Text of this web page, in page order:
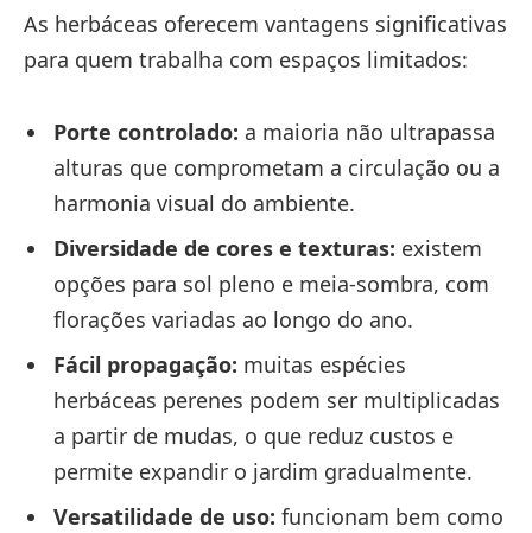
As herbáceas oferecem vantagens significativas
para quem trabalha com espaços limitados:
Porte controlado: a maioria não ultrapassa
alturas que comprometam a circulação ou a
harmonia visual do ambiente.
Diversidade de cores e texturas: existem
opções para sol pleno e meia-sombra, com
florações variadas ao longo do ano.
Fácil propagação: muitas espécies
herbáceas perenes podem ser multiplicadas
a partir de mudas, o que reduz custos e
permite expandir o jardim gradualmente.
Versatilidade de uso: funcionam bem como